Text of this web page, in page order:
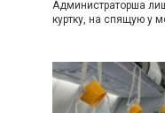
Администраторша
куртку, на спящую у